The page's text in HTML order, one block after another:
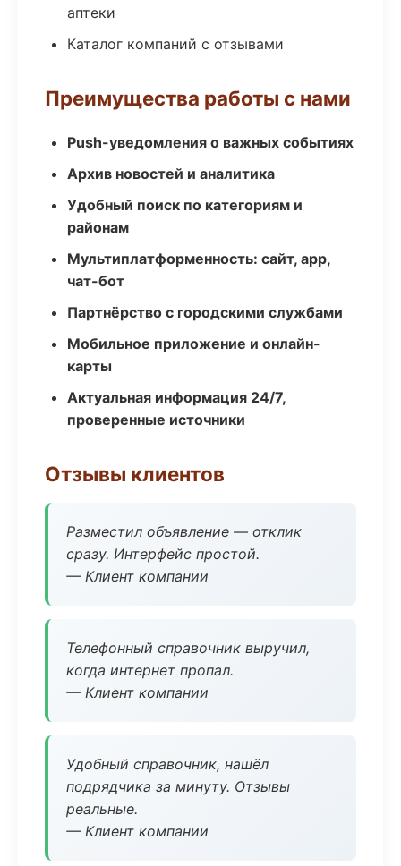
аптеки
Каталог компаний с отзывами
Преимущества работы с нами
Push-уведомления о важных событиях
Архив новостей и аналитика
Удобный поиск по категориям и
районам
Мультиплатформенность: сайт, app,
чат-бот
Партнёрство с городскими службами
Мобильное приложение и онлайн-
карты
Актуальная информация 24/7,
проверенные источники
Отзывы клиентов
Разместил объявление — отклик
сразу. Интерфейс простой.
— Клиент компании
Телефонный справочник выручил,
когда интернет пропал.
— Клиент компании
Удобный справочник, нашёл
подрядчика за минуту. Отзывы
реальные.
— Клиент компании